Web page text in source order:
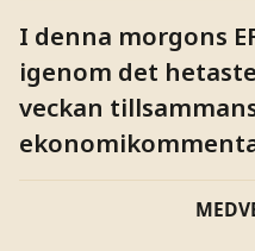
I denna morgons
igenom det
veckan